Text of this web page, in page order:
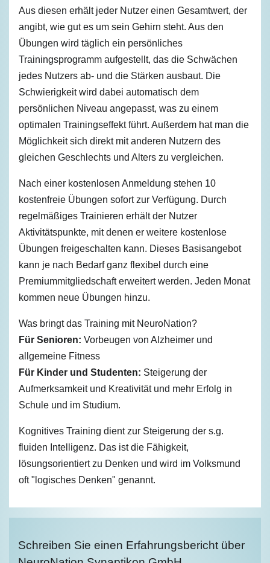
Aus diesen erhält jeder Nutzer einen Gesamtwert, der
angibt, wie gut es um sein Gehirn steht. Aus den
Übungen wird täglich ein persönliches
Trainingsprogramm aufgestellt, das die Schwächen
jedes Nutzers ab- und die Stärken ausbaut. Die
Schwierigkeit wird dabei automatisch dem
persönlichen Niveau angepasst, was zu einem
optimalen Trainingseffekt führt. Außerdem hat man die
Möglichkeit sich direkt mit anderen Nutzern des
gleichen Geschlechts und Alters zu vergleichen.
Nach einer kostenlosen Anmeldung stehen 10
kostenfreie Übungen sofort zur Verfügung. Durch
regelmäßiges Trainieren erhält der Nutzer
Aktivitätspunkte, mit denen er weitere kostenlose
Übungen freigeschalten kann. Dieses Basisangebot
kann je nach Bedarf ganz flexibel durch eine
Premiummitgliedschaft erweitert werden. Jeden Monat
kommen neue Übungen hinzu.
Was bringt das Training mit NeuroNation?
Für Senioren: Vorbeugen von Alzheimer und
allgemeine Fitness
Für Kinder und Studenten: Steigerung der
Aufmerksamkeit und Kreativität und mehr Erfolg in
Schule und im Studium.
Kognitives Training dient zur Steigerung der s.g.
fluiden Intelligenz. Das ist die Fähigkeit,
lösungsorientiert zu Denken und wird im Volksmund
oft "logisches Denken" genannt.
Schreiben Sie einen Erfahrungsbericht über